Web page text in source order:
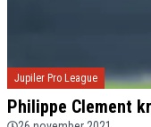
Jupiler Pro League
Philippe Clement